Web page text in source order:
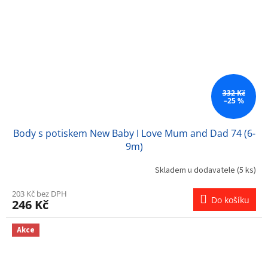
332 Kč
–25 %
Body s potiskem New Baby I Love Mum and Dad 74 (6-
9m)
Skladem u dodavatele (5 ks)
203 Kč bez DPH
246 Kč Do košíku
Akce